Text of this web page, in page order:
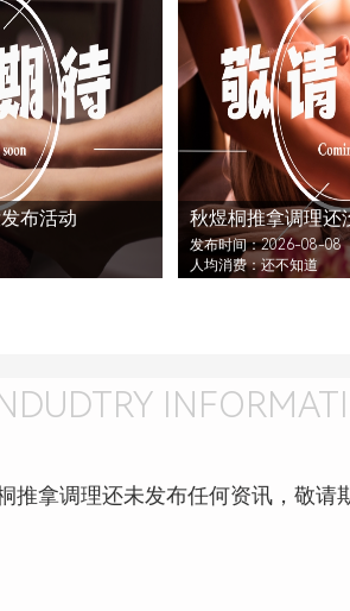
布活动 秋煜桐推拿调理还
发布时间：2026-08-08
人均消费：还不知道
推拿调理还未发布任何资讯，敬请